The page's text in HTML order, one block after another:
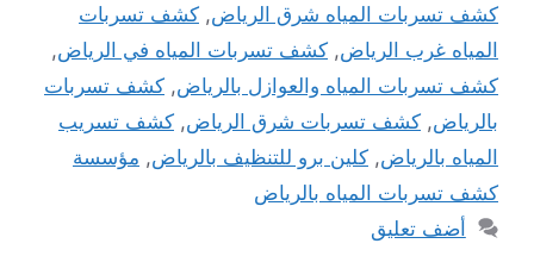
كشف تسربات المياه شرق الرياض, كشف تسربات
المياه غرب الرياض, كشف تسربات المياه في الرياض,
كشف تسربات المياه والعوازل بالرياض, كشف تسربات
بالرياض, كشف تسربات شرق الرياض, كشف تسريب
المياه بالرياض, كلين برو للتنظيف بالرياض, مؤسسة
كشف تسربات المياه بالرياض
أضف تعليق